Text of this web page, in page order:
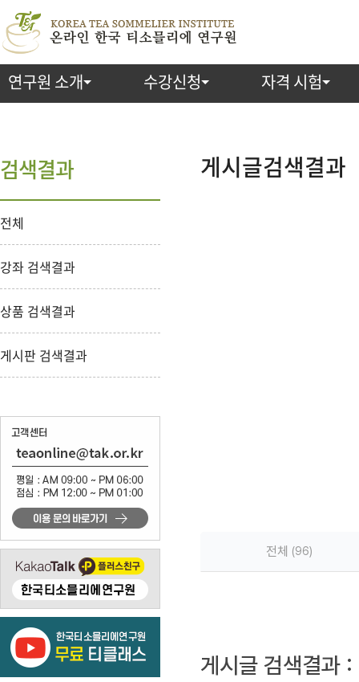
연구원 소개 수강신청 자격 시험
게시글검색결과
전체 96
게시글 검색결과 :
검색결과
전체
강좌 검색결과
상품 검색결과
게시판 검색결과